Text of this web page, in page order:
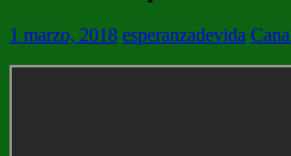
1 marzo, 2018 esperanzadevida